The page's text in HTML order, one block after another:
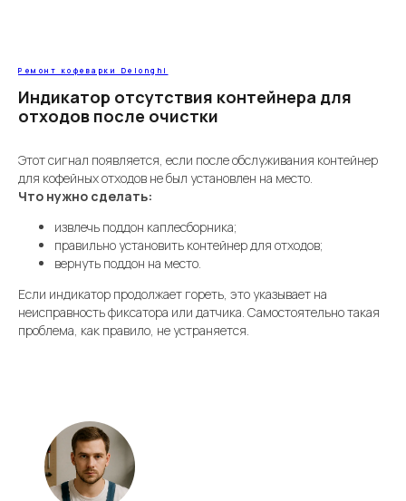
Ремонт кофеварки Delonghi
Индикатор отсутствия контейнера для
отходов после очистки
Этот сигнал появляется, если после обслуживания контейнер
для кофейных отходов не был установлен на место.
Что нужно сделать:
извлечь поддон каплесборника;
правильно установить контейнер для отходов;
вернуть поддон на место.
Если индикатор продолжает гореть, это указывает на
неисправность фиксатора или датчика. Самостоятельно такая
проблема, как правило, не устраняется.